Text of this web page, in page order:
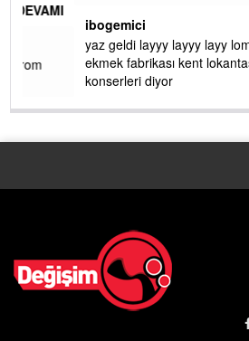
ibogemici
yaz geldi layyy layyy layy lom
ekmek fabrikası kent lokantası
konserleri diyor